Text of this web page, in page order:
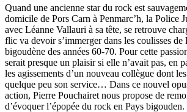
Quand une ancienne star du rock est
domicile de Pors Carn à Penmarc’h, la Police
avec Léanne Vallauri à sa tête, se retrouve
flic va devoir s’immerger dans les coulisses de
bigoudène des années 60-70. Pour cette
serait presque un plaisir si elle n’avait pas, en
les agissements d’un nouveau collègue dont
quelque peu son service… Dans ce nouvel
action, Pierre Pouchairet nous propose de
d’évoquer l’épopée du rock en Pays bigouden.